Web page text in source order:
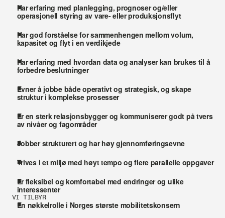
Har erfaring med planlegging, prognoser og/eller
operasjonell styring av vare- eller produksjonsflyt
Har god forståelse for sammenhengen mellom volum,
kapasitet og flyt i en verdikjede
Har erfaring med hvordan data og analyser kan brukes til å
forbedre beslutninger
Evner å jobbe både operativt og strategisk, og skape
struktur i komplekse prosesser
Er en sterk relasjonsbygger og kommuniserer godt på tvers
av nivåer og fagområder
Jobber strukturert og har høy gjennomføringsevne
Trives i et miljø med høyt tempo og flere parallelle oppgaver
Er fleksibel og komfortabel med endringer og ulike
interessenter
VI TILBYR
En nøkkelrolle i Norges største mobilitetskonsern